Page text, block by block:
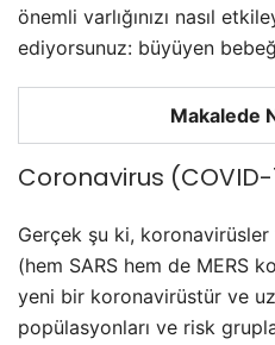
önemli varlığınızı nasıl
ediyorsunuz: büyüyen
Makalede
Coronavirus
Gerçek şu ki, koronavirüsler
(hem SARS hem de MERS
yeni bir koronavirüstür ve
popülasyonları ve risk